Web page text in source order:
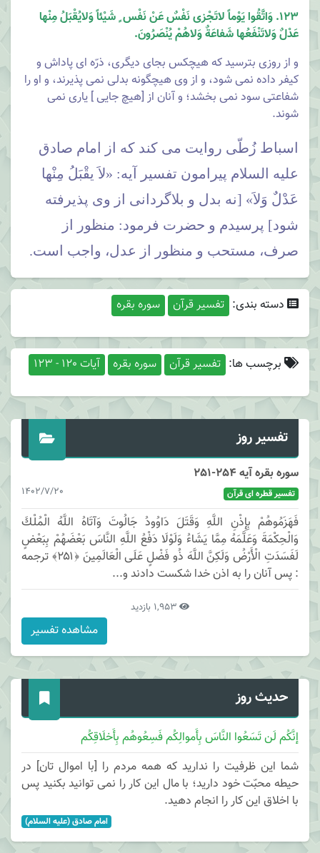
123. وَاتَّقُوا يَوْماً لاتَجْزى نَفْسٌ عَنْ نَفْس ٍ شَيْئاً وَلايُقْبَلُ مِنْها
عَدْلٌ وَلاتَنْفَعُها شَفاعَةٌ وَلاهُمْ يُنْصَرُونَ.
و از روزى بترسید كه هیچكس بجاى دیگرى، ذرّه اى پاداش و
كیفر داده نمى شود، و از وى هیچگونه بدلى نمى پذیرند، و او را
شفاعتى سود نمى بخشد؛ و آنان از [هیچ جایى ] یارى نمى
شوند.
اسباط زُطّی روایت می کند که از امام صادق
علیه السلام پیرامون تفسیر آیه: «لاَ یقْبَلُ مِنْها
عَدْلٌ وَلاَ» [نه بدل و بلاگردانی از وی پذیرفته
شود] پرسیدم و حضرت فرمود: منظور از
صرف، مستحب و منظور از عدل، واجب است.
دسته بندی: تفسیر قرآن سوره بقره
برچسب ها: تفسیر قرآن سوره بقره آیات 120 - 123
تفسیر روز
سوره بقره آیه 254-251
1402/7/20 تفسیر قطره ای قرآن
فَهَزَمُوهُمْ بِإِذْنِ اللَّهِ وَقَتَلَ دَاوُودُ جَالُوتَ وَآتَاهُ اللَّهُ الْمُلْكَ
وَالْحِكْمَةَ وَعَلَّمَهُ مِمَّا يَشَاءُ وَلَوْلَا دَفْعُ اللَّهِ النَّاسَ بَعْضَهُمْ بِبَعْضٍ
لَفَسَدَتِ الْأَرْضُ وَلَكِنَّ اللَّهَ ذُو فَضْلٍ عَلَى الْعَالَمِينَ ﴿۲۵۱﴾ ترجمه
: پس آنان را به اذن خدا شكست دادند و...
مشاهده تفسیر
حدیث روز
إنَّکُم لَن تَسَعُوا النَّاسَ بِأَموالِکُم فَسِعُوهُم بِأَخلَاقِکُم
شما این ظرفیت را ندارید که همه مردم را [با اموال تان] در
حیطه محبّت خود دارید؛ با مال این کار را نمی توانید بکنید پس
با اخلاق این کار را انجام دهید.
امام صادق (علیه السلام)